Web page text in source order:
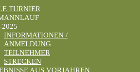
TURNIER
INFORMATIONEN /
ANMELDUNG
TEILNEHMER
STRECKEN
AUS VORJAHREN